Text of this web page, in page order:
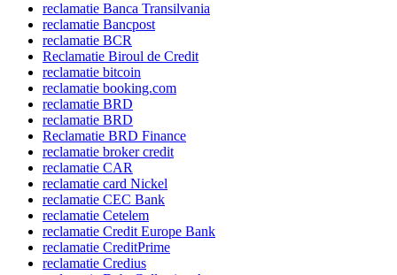
reclamatie Banca Transilvania
reclamatie Bancpost
reclamatie BCR
Reclamatie Biroul de Credit
reclamatie bitcoin
reclamatie booking.com
reclamatie BRD
reclamatie BRD
Reclamatie BRD Finance
reclamatie broker credit
reclamatie CAR
reclamatie card Nickel
reclamatie CEC Bank
reclamatie Cetelem
reclamatie Credit Europe Bank
reclamatie CreditPrime
reclamatie Credius